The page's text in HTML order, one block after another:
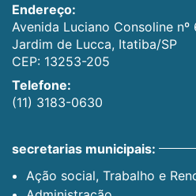
Endereço:
Avenida Luciano Consoline nº
Jardim de Lucca, Itatiba/SP
CEP: 13253-205
Telefone:
(11) 3183-0630
secretarias municipais:
Ação social, Trabalho e